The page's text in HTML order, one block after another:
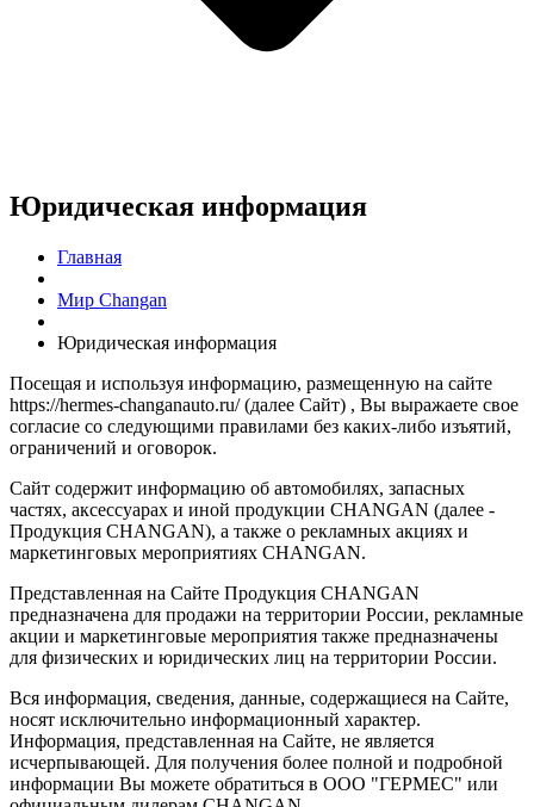
Юридическая информация
Главная
Мир Changan
Юридическая информация
Посещая и используя информацию, размещенную на сайте
https://hermes-changanauto.ru/ (далее Сайт) , Вы выражаете свое
согласие со следующими правилами без каких-либо изъятий,
ограничений и оговорок.
Сайт содержит информацию об автомобилях, запасных
частях, аксессуарах и иной продукции CHANGAN (далее -
Продукция CHANGAN), а также о рекламных акциях и
маркетинговых мероприятиях CHANGAN.
Представленная на Сайте Продукция CHANGAN
предназначена для продажи на территории России, рекламные
акции и маркетинговые мероприятия также предназначены
для физических и юридических лиц на территории России.
Вся информация, сведения, данные, содержащиеся на Сайте,
носят исключительно информационный характер.
Информация, представленная на Сайте, не является
исчерпывающей. Для получения более полной и подробной
информации Вы можете обратиться в ООО "ГЕРМЕС" или